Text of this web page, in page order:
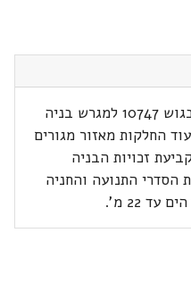
1.איחוד שתי החלקות 46 ו-47 בגוש 10747 למגרש בניה
1. 2.שינוי ייעוד החלקות מאזור מגורים
למוסד (בית אבות). 3.קביעת זכויות הבניה
הבניה. 4.קביעת הסדרי התנועה והחניה